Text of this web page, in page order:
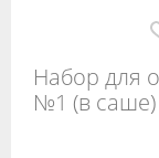
Набор для
№1 (в саше)